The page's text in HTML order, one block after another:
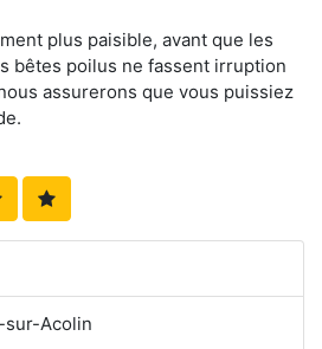
plus paisible, avant que les
bêtes poilus ne fassent irruption
assurerons que vous puissiez
sur-Acolin